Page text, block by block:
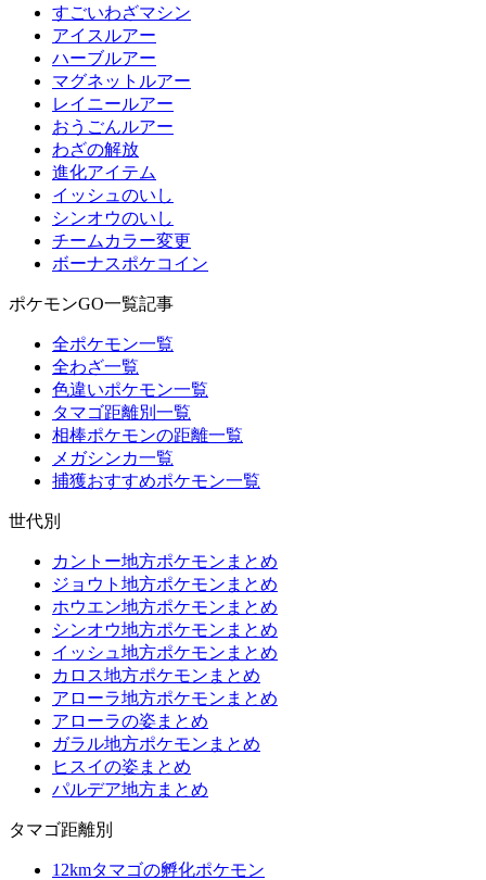
すごいわざマシン
アイスルアー
ハーブルアー
マグネットルアー
レイニールアー
おうごんルアー
わざの解放
進化アイテム
イッシュのいし
シンオウのいし
チームカラー変更
ボーナスポケコイン
ポケモンGO一覧記事
全ポケモン一覧
全わざ一覧
色違いポケモン一覧
タマゴ距離別一覧
相棒ポケモンの距離一覧
メガシンカ一覧
捕獲おすすめポケモン一覧
世代別
カントー地方ポケモンまとめ
ジョウト地方ポケモンまとめ
ホウエン地方ポケモンまとめ
シンオウ地方ポケモンまとめ
イッシュ地方ポケモンまとめ
カロス地方ポケモンまとめ
アローラ地方ポケモンまとめ
アローラの姿まとめ
ガラル地方ポケモンまとめ
ヒスイの姿まとめ
パルデア地方まとめ
タマゴ距離別
12kmタマゴの孵化ポケモン